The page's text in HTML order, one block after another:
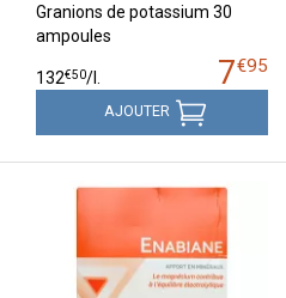
Granions de potassium 30
ampoules
7€95
132€50/l.
AJOUTER